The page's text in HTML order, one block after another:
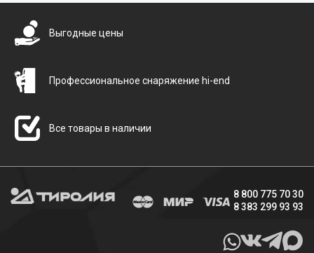
Выгодные цены
Профессиональное снаряжение hi-end
Все товары в наличии
8 800 775 70 30
8 383 299 93 93